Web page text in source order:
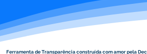
Ferramenta de Transparência construída com amor pela